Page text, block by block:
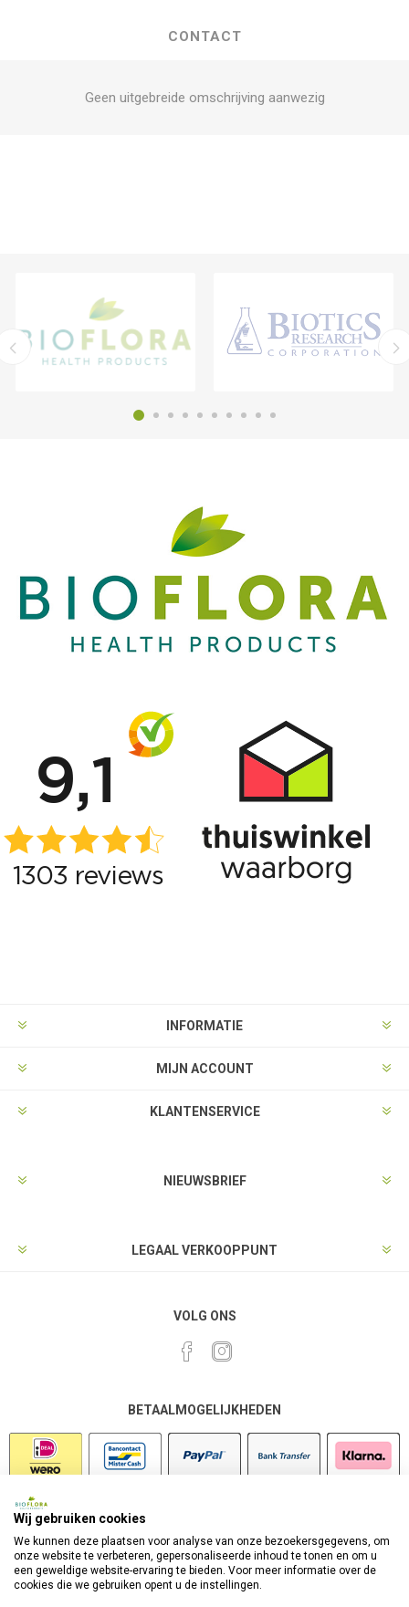
CONTACT
Geen uitgebreide omschrijving aanwezig
INFORMATIE
MIJN ACCOUNT
KLANTENSERVICE
NIEUWSBRIEF
LEGAAL VERKOOPPUNT
VOLG ONS
BETAALMOGELIJKHEDEN
Wij gebruiken cookies
We kunnen deze plaatsen voor analyse van onze bezoekersgegevens, om
onze website te verbeteren, gepersonaliseerde inhoud te tonen en om u
een geweldige website-ervaring te bieden. Voor meer informatie over de
cookies die we gebruiken opent u de instellingen.